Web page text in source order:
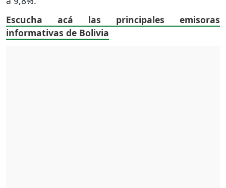
Escucha acá las principales emisoras
informativas de Bolivia